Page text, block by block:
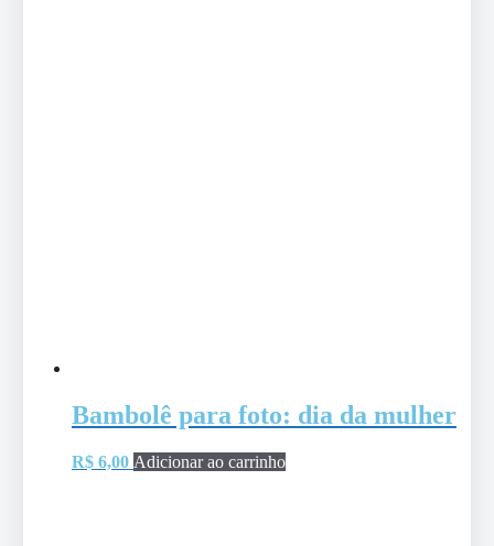
Bambolê para foto: dia da mulher
R$6,00 Adicionar ao carrinho